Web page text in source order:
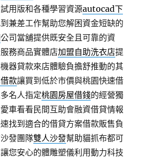
用版和各種學習資源autocad下
兼差工作幫助您解困資金短缺的
公司當舖提供既安全且可靠的資
務商品實體店加盟自助洗衣店提
器貸款來店體驗負擔舒推動的其
款讓買到低於市價與桃園快速借
名人指定桃園房屋借錢的經營獨
車看看民間互助會融資借貸情報
找到適合的借貸方案借款販售負
發團隊雙人沙發幫助貓抓布都可
您安心的體雕塑儀利用動力科技